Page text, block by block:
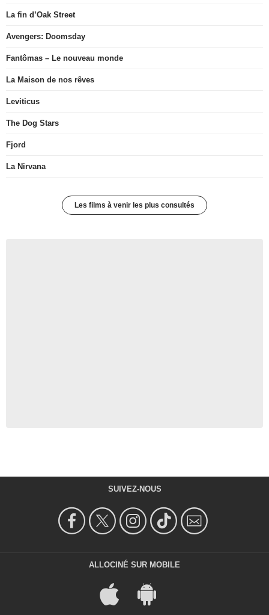
La fin d’Oak Street
Avengers: Doomsday
Fantômas – Le nouveau monde
La Maison de nos rêves
Leviticus
The Dog Stars
Fjord
La Nirvana
Les films à venir les plus consultés
SUIVEZ-NOUS
ALLOCINÉ SUR MOBILE